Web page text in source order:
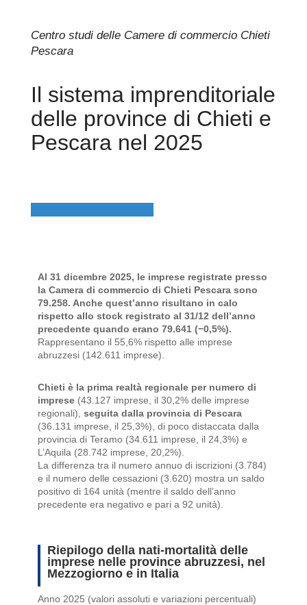
Centro studi delle Camere di commercio Chieti
Pescara
Il sistema imprenditoriale
delle province di Chieti e
Pescara nel 2025
Al 31 dicembre 2025, le imprese registrate presso
la Camera di commercio di Chieti Pescara sono
79.258. Anche quest’anno risultano in calo
rispetto allo stock registrato al 31/12 dell’anno
precedente quando erano 79.641 (−0,5%).
Rappresentano il 55,6% rispetto alle imprese
abruzzesi (142.611 imprese).
Chieti è la prima realtà regionale per numero di
imprese(43.127 imprese, il 30,2% delle imprese
regionali), seguita dalla provincia di Pescara
(36.131 imprese, il 25,3%), di poco distaccata dalla
provincia di Teramo (34.611 imprese, il 24,3%) e
L’Aquila (28.742 imprese, 20,2%).
La differenza tra il numero annuo di iscrizioni (3.784)
e il numero delle cessazioni (3.620) mostra un saldo
positivo di 164 unità (mentre il saldo dell’anno
precedente era negativo e pari a 92 unità).
Riepilogo della nati-mortalità delle
imprese nelle province abruzzesi, nel
Mezzogiorno e in Italia
Anno 2025 (valori assoluti e variazioni percentuali)